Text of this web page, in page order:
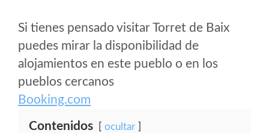
Si tienes pensado visitar Torret de Baix
puedes mirar la disponibilidad de
alojamientos en este pueblo o en los
pueblos cercanos
Booking.com
Contenidos ocultar